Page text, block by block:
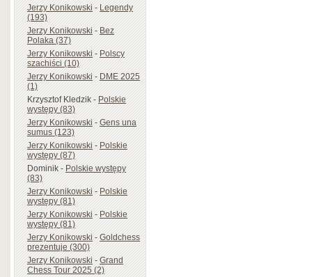
Jerzy Konikowski-Legendy
(193)
Jerzy Konikowski-Bez
Polaka (37)
Jerzy Konikowski-Polscy
szachiści (10)
Jerzy Konikowski-DME 2025
(1)
Krzysztof Kledzik-Polskie
występy (83)
Jerzy Konikowski-Gens una
sumus (123)
Jerzy Konikowski-Polskie
występy (87)
Dominik-Polskie występy
(83)
Jerzy Konikowski-Polskie
występy (81)
Jerzy Konikowski-Polskie
występy (81)
Jerzy Konikowski-Goldchess
prezentuje (300)
Jerzy Konikowski-Grand
Chess Tour 2025 (2)